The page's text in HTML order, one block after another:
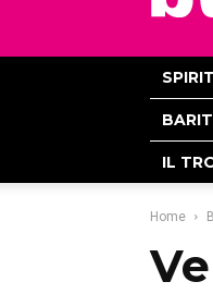
SPIRIT
IL
Home